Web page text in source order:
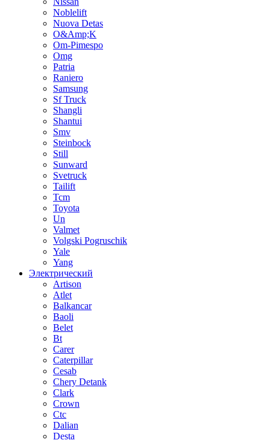
Noblelift
Nuova Detas
O&Amp;K
Om-Pimespo
Omg
Patria
Raniero
Samsung
Sf Truck
Shangli
Shantui
Smv
Steinbock
Still
Sunward
Svetruck
Tailift
Tcm
Toyota
Un
Valmet
Volgski Pogruschik
Yale
Yang
Электрический
Artison
Atlet
Balkancar
Baoli
Belet
Bt
Carer
Caterpillar
Cesab
Chery Detank
Clark
Crown
Ctc
Dalian
Desta